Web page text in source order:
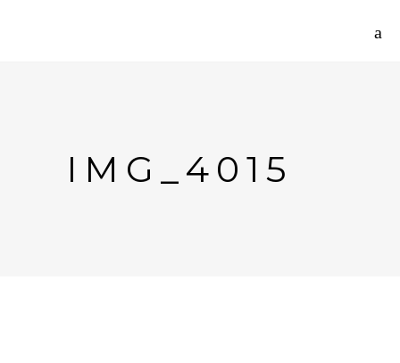
IMG_4015